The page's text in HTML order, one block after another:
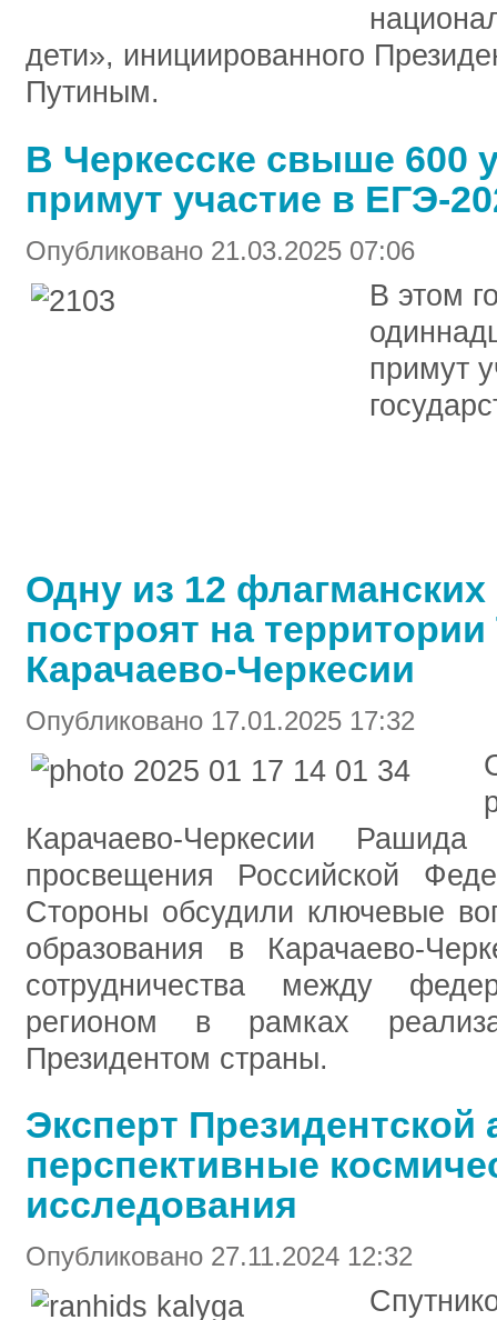
дети», инициированного
Путиным.
В Черкесске свыше 600
примут участие в ЕГЭ-
Опубликовано 21.03.2025 07:06
В этом
примут
Одну из 12
построят на
Карачаево-Черкесии
Опубликовано 17.01.2025 17:32
Карачаево-Черкесии
просвещения Российской
Стороны обсудили ключевые
образования в Карачаево-
сотрудничества между
регионом в рамках
Президентом страны.
Эксперт Президентской
перспективные
исследования
Опубликовано 27.11.2024 12:32